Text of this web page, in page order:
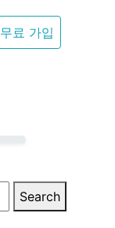
무료 가입
Search